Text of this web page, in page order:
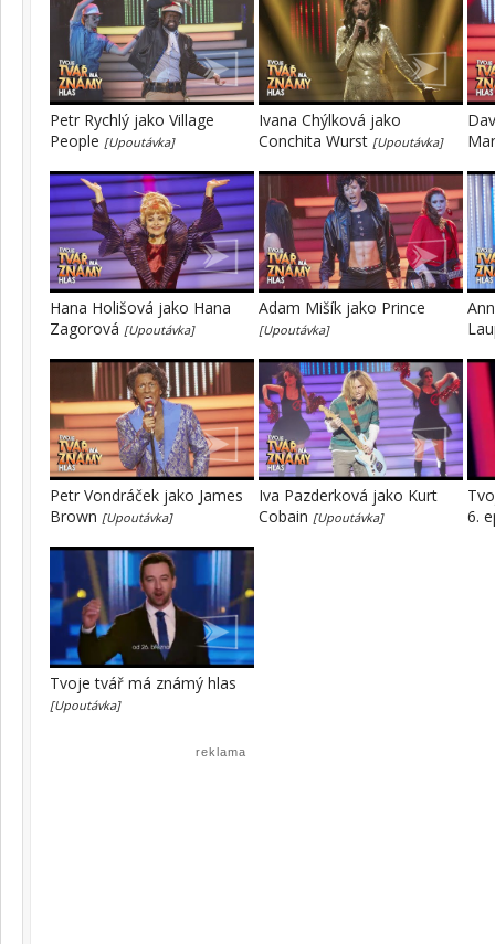
Petr Rychlý jako Village
People [Upoutávka]
Ivana Chýlková jako
Conchita Wurst [Upoutávka]
Hana Holišová jako Hana
Zagorová [Upoutávka]
Adam Mišík jako Prince
[Upoutávka]
Petr Vondráček jako James
Brown [Upoutávka]
Iva Pazderková jako Kurt
Cobain [Upoutávka]
6.
Tvoje tvář má známý hlas
[Upoutávka]
reklama